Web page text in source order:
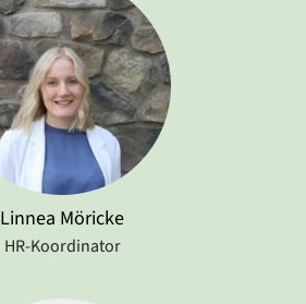
Linnea Möricke
HR-Koordinator